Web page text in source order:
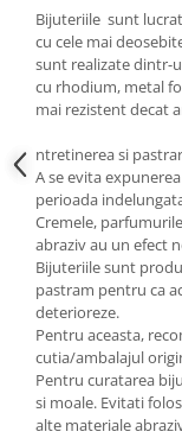
Cadouri pentru Doctori
Cadouri pentru Sfânta
Martisoare
Bijuteriile sunt
cu cele mai
sunt realizate dintr-
cu rhodium, metal
mai rezistent decat
ntretinerea si
A se evita
perioada
Cremele,
abraziv au un efect
Bijuteriile sunt
pastram pentru ca
deterioreze.
Pentru aceasta,
cutia/ambalajul
Pentru curatarea
si moale. Evitati
alte materiale